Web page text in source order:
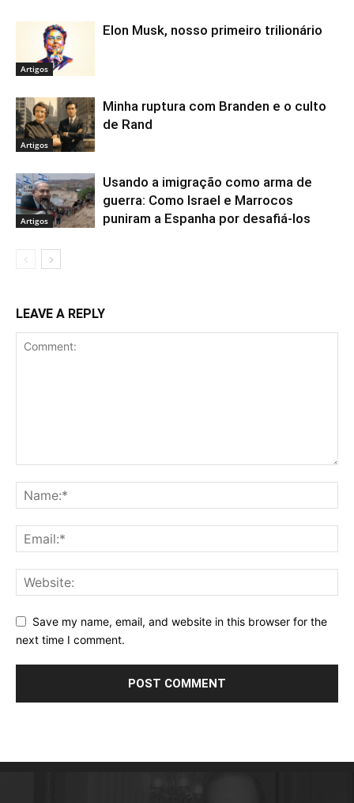
Artigos
Elon Musk, nosso primeiro trilionário
Artigos
Minha ruptura com Branden e o culto
de Rand
Artigos
Usando a imigração como arma de
guerra: Como Israel e Marrocos
puniram a Espanha por desafiá-los
LEAVE A REPLY
Save my name, email, and website in this browser for the
next time I comment.